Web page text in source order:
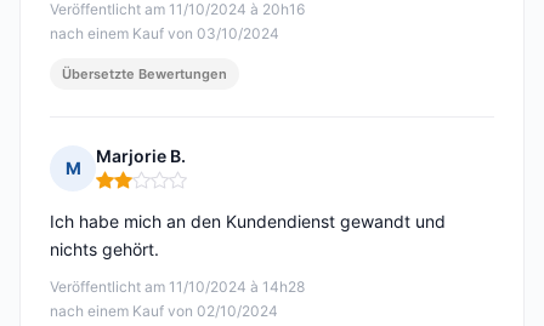
Veröffentlicht am 11/10/2024 à 20h16
nach einem Kauf von 03/10/2024
Übersetzte Bewertungen
M
Marjorie B.
Hinweis: 2 von 5
Veröffentlicht am 11/10/2024 à 14h28
nach einem Kauf von 02/10/2024
Ich habe mich an den Kundendienst gewandt und
nichts gehört.